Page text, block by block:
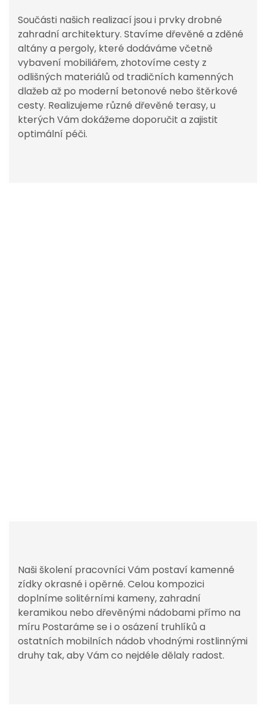
Součásti našich realizací jsou i prvky drobné
zahradní architektury. Stavíme dřevěné a zděné
altány a pergoly, které dodáváme včetně
vybavení mobiliářem, zhotovíme cesty z
odlišných materiálů od tradičních kamenných
dlažeb až po moderní betonové nebo štěrkové
cesty. Realizujeme různé dřevěné terasy, u
kterých Vám dokážeme doporučit a zajistit
optimální péči.
Naši školení pracovníci Vám postaví kamenné
zídky okrasné i opěrné. Celou kompozici
doplníme solitérními kameny, zahradní
keramikou nebo dřevěnými nádobami přímo na
míru Postaráme se i o osázení truhlíků a
ostatních mobilních nádob vhodnými rostlinnými
druhy tak, aby Vám co nejdéle dělaly radost.